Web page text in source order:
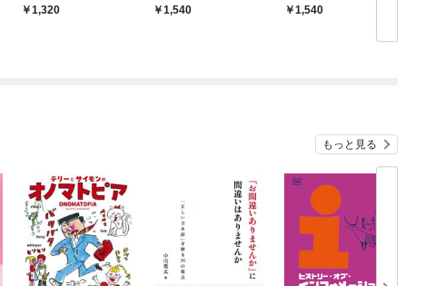
8年度版
1,320
1,540
1,540
もっと見る